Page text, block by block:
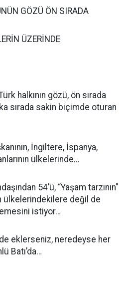
GÖZÜ ÖN SIRADA
ÜZERİNDE
halkının gözü, ön sırada
sırada sakin biçimde oturan
İngiltere, İspanya,
ülkelerinde…
54’ü, “Yaşam tarzının"
ülkelerindekilere değil de
istiyor…
de eklerseniz, neredeyse her
Batı’da…